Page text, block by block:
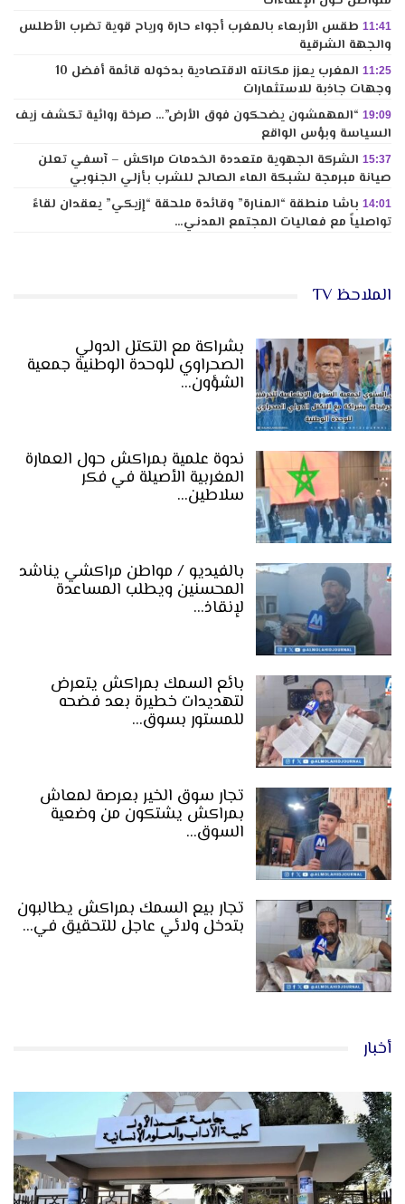
11:41 طقس الأربعاء بالمغرب أجواء حارة ورياح قوية تضرب الأطلس
والجهة الشرقية
11:25
المغرب يعزز مكانته الاقتصادية بدخوله قائمة أفضل 10
وجهات جاذبة للاستثمارات
19:09 “المهمشون يضحكون فوق الأرض”… صرخة روائية تكشف زيف
السياسة وبؤس الواقع
15:37 الشركة الجهوية متعددة الخدمات مراكش – آسفي تعلن
صيانة مبرمجة لشبكة الماء الصالح للشرب بأزلي الجنوبي
14:01 باشا منطقة “المنارة” وقائدة ملحقة “إزيكي” يعقدان لقاءً
تواصلياً مع فعاليات المجتمع المدني…
الملاحظ TV
بشراكة مع التكتل الدولي
الصحراوي للوحدة الوطنية جمعية
الشؤون…
ندوة علمية بمراكش حول العمارة
المغربية الأصيلة في فكر
سلاطين…
بالفيديو / مواطن مراكشي يناشد
المحسنين ويطلب المساعدة
لإنقاذ…
بائع السمك بمراكش يتعرض
لتهديدات خطيرة بعد فضحه
للمستور بسوق…
تجار سوق الخير بعرصة لمعاش
بمراكش يشتكون من وضعية
السوق…
تجار بيع السمك بمراكش يطالبون
بتدخل ولائي عاجل للتحقيق في…
أخبار